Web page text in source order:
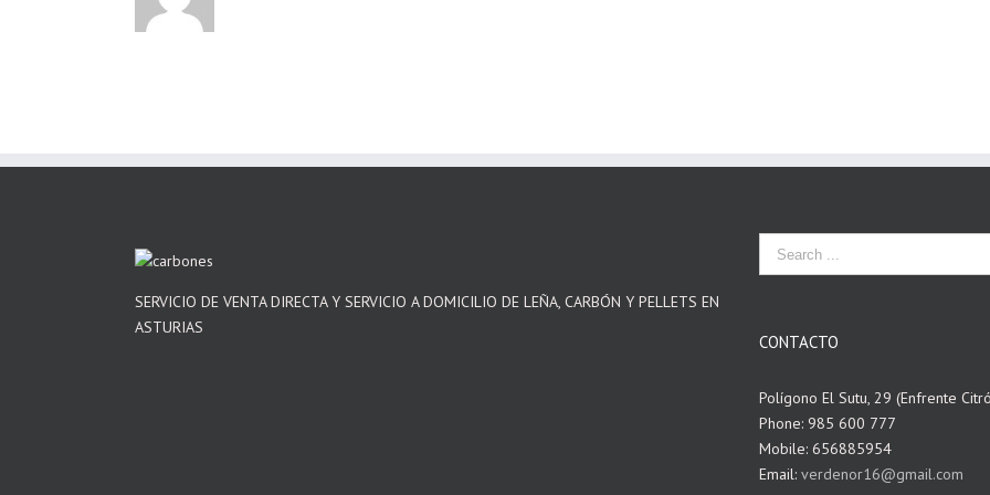
SERVICIO DE VENTA DIRECTA Y SERVICIO A DOMICILIO DE LEÑA, CARBÓN Y PELLETS EN
ASTURIAS
CONTACTO
Polígono El Sutu, 29 (Enfrente
Phone: 985 600 777
Mobile: 656885954
Email: verdenor16@gmail.com